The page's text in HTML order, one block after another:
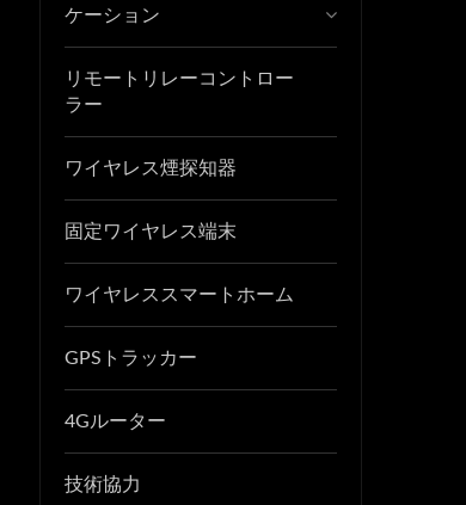
ケーション
リモートリレーコントロー
ラー
ワイヤレス煙探知器
固定ワイヤレス端末
ワイヤレススマートホーム
GPSトラッカー
4Gルーター
技術協力